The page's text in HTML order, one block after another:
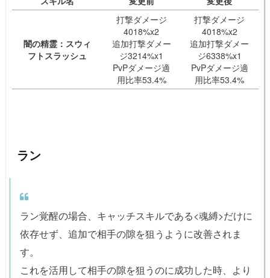
闇の精霊：スウィ
フトスラッシュ
打撃ダメージ
4018%x2
追加打撃ダメー
ジ3214%x1
PvPダメージ適
用比率53.4%
打撃ダメージ
4018%x2
追加打撃ダメー
ジ6338%x1
PvPダメージ適
用比率53.4%
ラン
ラン覚醒の場合、キャッチスキルである<魂縛>だけに
依存せず、追加で相手の隙を狙うように改善されま
す。
これを活用して相手の隙を狙うのに成功した時、より